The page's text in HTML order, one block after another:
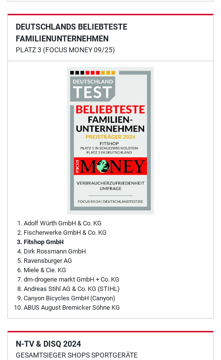
DEUTSCHLANDS BELIEBTESTE
FAMILIENUNTERNEHMEN
PLATZ 3 (FOCUS MONEY 09/25)
Adolf Würth GmbH & Co. KG
Fischerwerke GmbH & Co. KG
Fitshop GmbH
Dirk Rossmann GmbH
Ravensburger AG
Miele & Cie. KG
dm-drogerie markt GmbH + Co. KG
Andreas Stihl AG & Co. KG (STIHL)
Canyon Bicycles GmbH (Canyon)
ABUS August Bremicker Söhne KG
N-TV & DISQ 2024
GESAMTSIEGER SHOPS SPORTGERÄTE